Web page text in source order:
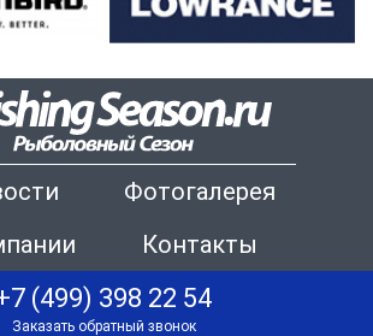
Фотогалерея
Контакты
(499) 398 22 54
Заказать обратный звонок